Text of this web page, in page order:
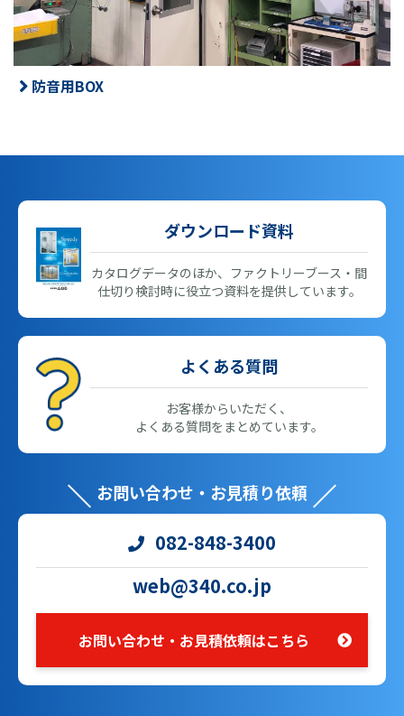
防音用BOX
ダウンロード資料
カタログデータのほか、ファクトリーブース・間
仕切り検討時に役立つ資料を提供しています。
よくある質問
お客様からいただく、
よくある質問をまとめています。
お問い合わせ・お見積り依頼
082-848-3400
web@340.co.jp
お問い合わせ・お見積依頼はこちら